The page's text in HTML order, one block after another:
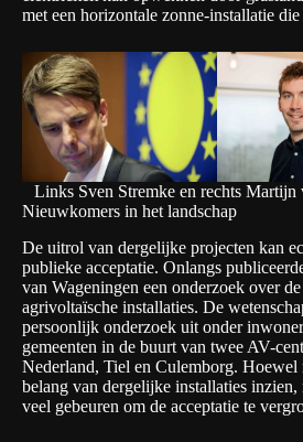
met een horizontale zonne-installatie
Links Sven Stremke en rechts Martijn
Nieuwkomers in het landschap
De uitrol van dergelijke projecten kan
publieke acceptatie. Onlangs
van Wageningen een onderzoek over
agrivoltaïsche installaties. De
persoonlijk onderzoek uit onder
gemeenten in de buurt van twee AV-
Nederland, Tiel en Culemborg. Hoewel
belang van dergelijke installaties inzien,
veel gebeuren om de acceptatie te